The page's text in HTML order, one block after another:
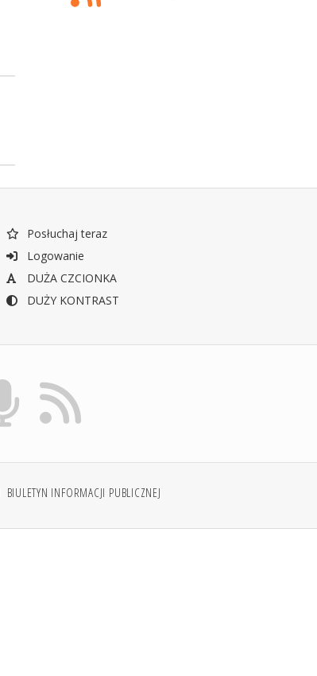
Posłuchaj teraz
Logowanie
DUŻA CZCIONKA
DUŻY KONTRAST
BIULETYN INFORMACJI PUBLICZNEJ